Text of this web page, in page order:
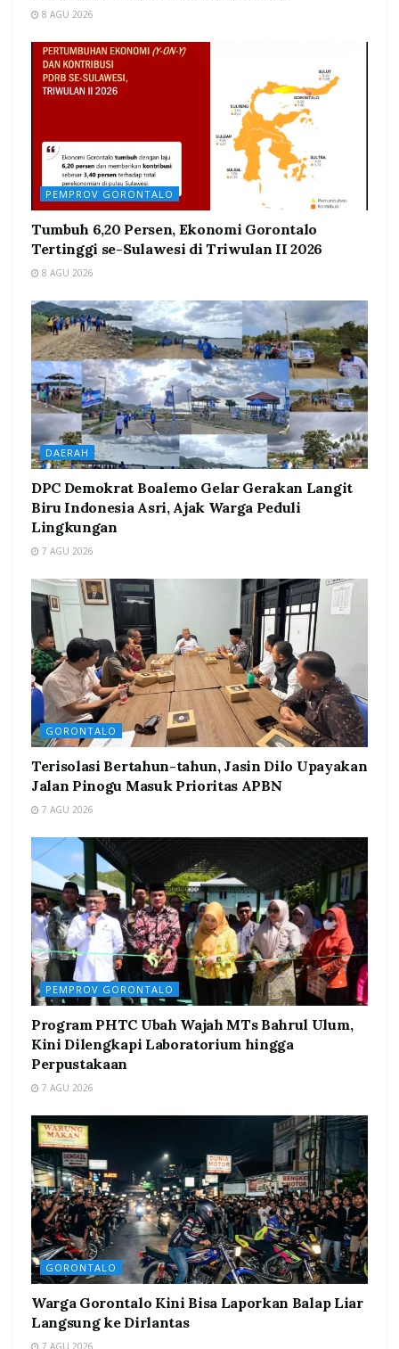
8 AGU 2026
PEMPROV GORONTALO
Tumbuh 6,20 Persen, Ekonomi Gorontalo
Tertinggi se-Sulawesi di Triwulan II 2026
8 AGU 2026
DAERAH
DPC Demokrat Boalemo Gelar Gerakan Langit
Biru Indonesia Asri, Ajak Warga Peduli
Lingkungan
7 AGU 2026
GORONTALO
Terisolasi Bertahun-tahun, Jasin Dilo Upayakan
Jalan Pinogu Masuk Prioritas APBN
7 AGU 2026
PEMPROV GORONTALO
Program PHTC Ubah Wajah MTs Bahrul Ulum,
Kini Dilengkapi Laboratorium hingga
Perpustakaan
7 AGU 2026
GORONTALO
Warga Gorontalo Kini Bisa Laporkan Balap Liar
Langsung ke Dirlantas
7 AGU 2026